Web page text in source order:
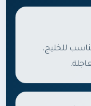
للخليج،